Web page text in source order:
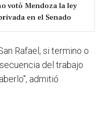
votó Mendoza la ley
en el Senado
Rafael, si termino o
del trabajo
admitió